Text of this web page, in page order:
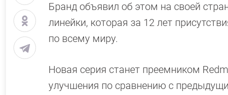
Бранд объявил об этом на своей
линейки, которая за 12 лет
по всему миру.
Новая серия станет преемником
улучшения по сравнению с